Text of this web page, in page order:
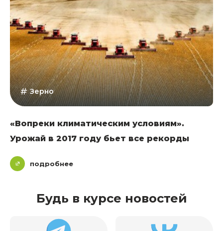
Зерно
«Вопреки климатическим условиям».
Урожай в 2017 году бьет все рекорды
подробнее
Будь в курсе новостей